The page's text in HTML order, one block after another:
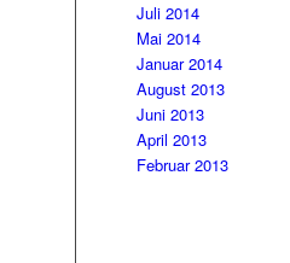
Juli 2014
Mai 2014
Januar 2014
August 2013
Juni 2013
April 2013
Februar 2013